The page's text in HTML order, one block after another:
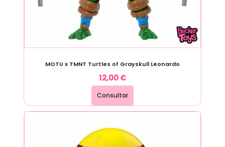
MOTU x TMNT Turtles of Grayskull Leonardo
12,00€
Consultar